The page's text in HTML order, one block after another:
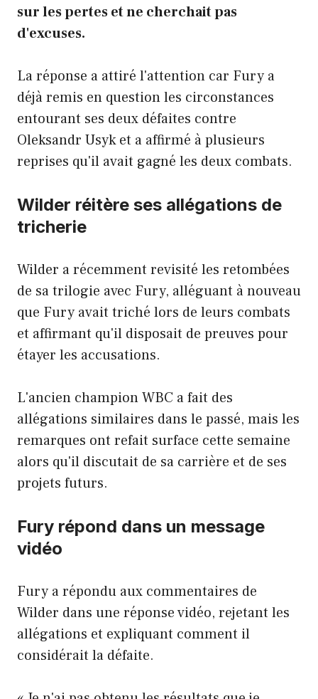
sur les pertes et ne cherchait pas
d'excuses.
La réponse a attiré l'attention car Fury a
déjà remis en question les circonstances
entourant ses deux défaites contre
Oleksandr Usyk et a affirmé à plusieurs
reprises qu'il avait gagné les deux combats.
Wilder réitère ses allégations de
tricherie
Wilder a récemment revisité les retombées
de sa trilogie avec Fury, alléguant à nouveau
que Fury avait triché lors de leurs combats
et affirmant qu'il disposait de preuves pour
étayer les accusations.
L'ancien champion WBC a fait des
allégations similaires dans le passé, mais les
remarques ont refait surface cette semaine
alors qu'il discutait de sa carrière et de ses
projets futurs.
Fury répond dans un message
vidéo
Fury a répondu aux commentaires de
Wilder dans une réponse vidéo, rejetant les
allégations et expliquant comment il
considérait la défaite.